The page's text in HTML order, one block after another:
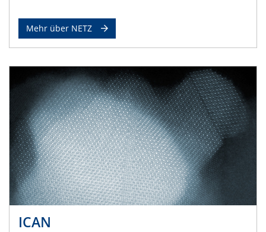
Mehr über NETZ
ICAN